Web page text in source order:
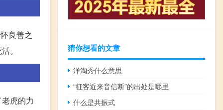
良善之
。
虎的力
猜你想看的文章
洋淘秀什么意思
“征客近来音信断”的出处是哪里
什么是共振式